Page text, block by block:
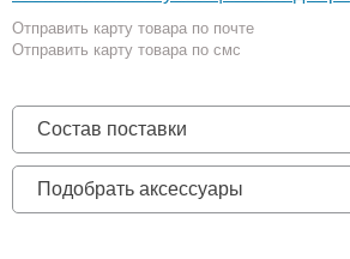
Отправить карту товара по почте
Отправить карту товара по смс
Состав поставки
Подобрать аксессуары